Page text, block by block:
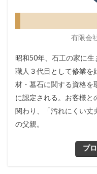
有限
昭和50年、石工の家に
職人３代目として修業を
材・墓石に関する資格を
に認定される。お客様と
関わり、「汚れにくい丈
の父親。
プ